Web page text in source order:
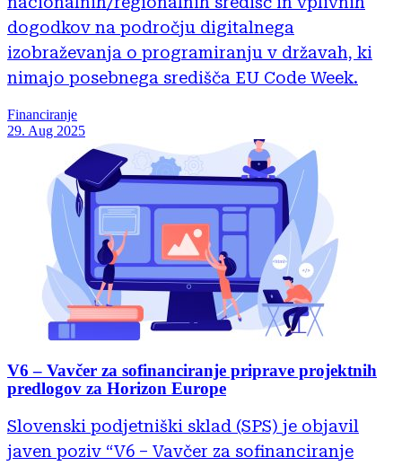
dogodkov na področju digitalnega
izobraževanja o programiranju v državah, ki
nimajo posebnega središča EU Code Week.
Financiranje
29. Aug 2025
V6 – Vavčer za sofinanciranje priprave projektnih
predlogov za Horizon Europe
Slovenski podjetniški sklad (SPS) je objavil
javen poziv “V6 – Vavčer za sofinanciranje